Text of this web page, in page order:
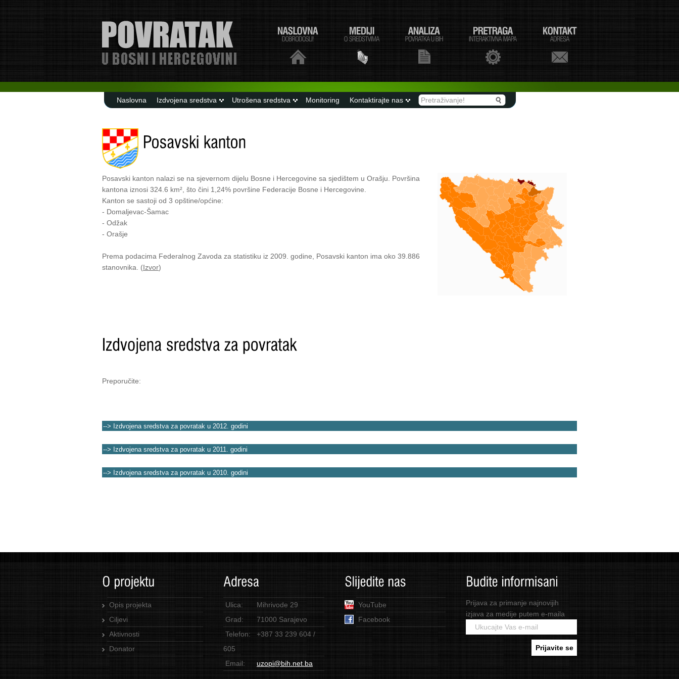
Naslovna Izdvojena sredstva Utrošena sredstva Monitoring Kontaktirajte nas
Posavski kanton nalazi se na sjevernom dijelu Bosne i Hercegovine sa sjedištem u Orašju. Površina
kantona iznosi 324.6 km², što čini 1,24% površine Federacije Bosne i Hercegovine.
Kanton se sastoji od 3 opštine/općine:
- Domaljevac-Šamac
- Odžak
- Orašje
Prema podacima Federalnog Zavoda za statistiku iz 2009. godine, Posavski kanton ima oko 39.886
stanovnika. (Izvor)
Preporučite:
--> Izdvojena sredstva za povratak u 2012. godini
--> Izdvojena sredstva za povratak u 2011. godini
--> Izdvojena sredstva za povratak u 2010. godini
Opis projekta
Ciljevi
Aktivnosti
Donator
Ulica:
Mihrivode 29
Grad:
71000 Sarajevo
Telefon:
+387 33 239 604 /
605
Email:
uzopi@bih.net.ba
YouTube
Facebook
Prijava za primanje najnovijih
izjava za medije putem e-maila
Prijavite se